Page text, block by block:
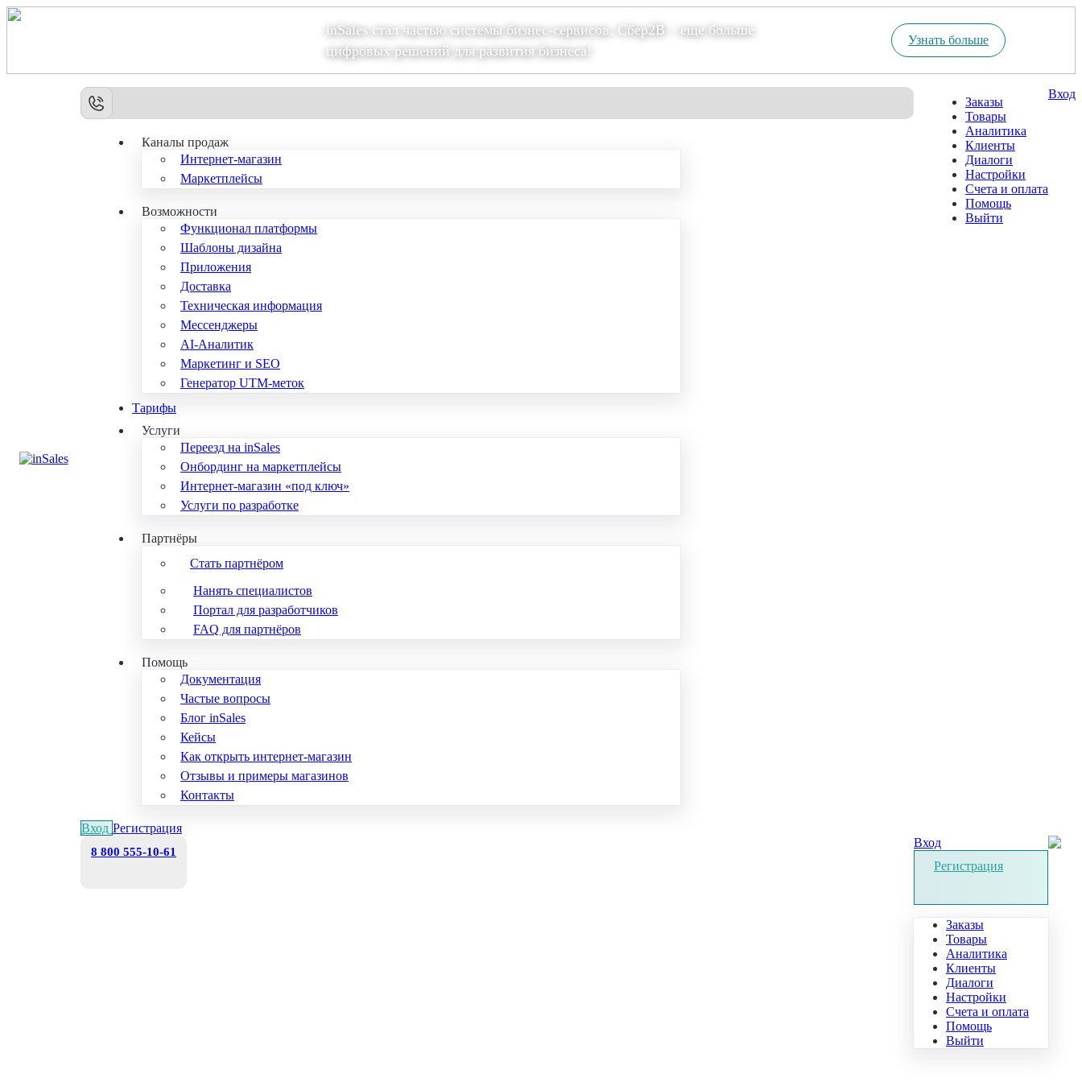
inSales стал частью системы бизнес-сервисов. Сбер2В – еще больше
цифровых решений для развития бизнеса!
Узнать больше
Каналы продаж
Интернет-магазин
Маркетплейсы
Возможности
Функционал платформы
Шаблоны дизайна
Приложения
Доставка
Техническая информация
Мессенджеры
AI-Аналитик
Маркетинг и SEO
Генератор UTM-меток
Тарифы
Услуги
Переезд на inSales
Онбординг на маркетплейсы
Интернет-магазин «под ключ»
Услуги по разработке
Партнёры
Стать партнёром
Нанять специалистов
Портал для разработчиков
FAQ для партнёров
Помощь
Документация
Частые вопросы
Блог inSales
Кейсы
Как открыть интернет-магазин
Отзывы и примеры магазинов
Контакты
Вход Регистрация
Заказы
Товары
Аналитика
Клиенты
Диалоги
Настройки
Счета и оплата
Помощь
Выйти
Вход
8 800 555-10-61
Вход
Регистрация
Заказы
Товары
Аналитика
Клиенты
Диалоги
Настройки
Счета и оплата
Помощь
Выйти